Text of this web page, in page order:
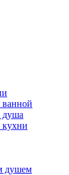
ванной
душа
кухни
душем